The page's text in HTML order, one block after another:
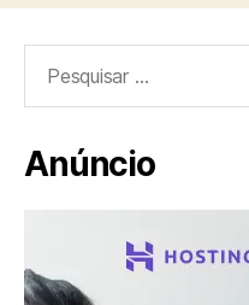
por:
Anúncio